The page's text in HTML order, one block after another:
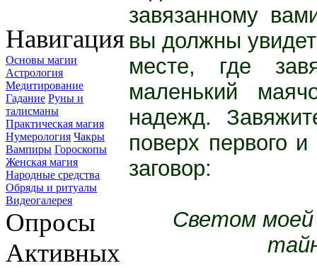
Навигация
Основы магии
Астрология
Медитирование
Гадание Руны и
талисманы
Практическая магия
Нумерология Чакры
Вампиры Гороскопы
Женская магия
Народные средства
Обряды и ритуалы
Видеогалерея
Опросы
Активных
завязанному
вы должны
месте, где
маленький
надежд.
поверх первого
заговор:
Светом